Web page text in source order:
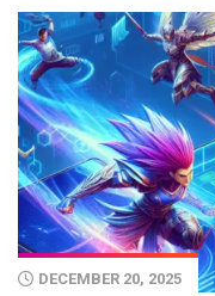
DECEMBER 20, 2025